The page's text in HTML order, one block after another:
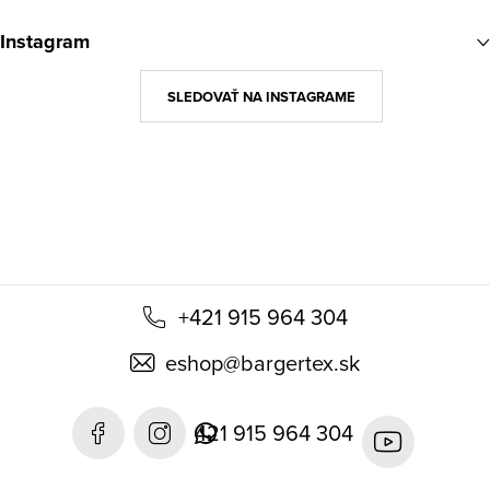
á
+421 915 964 304
eshop@bargertex.sk
421 915 964 304
Instagram
SLEDOVAŤ NA INSTAGRAME